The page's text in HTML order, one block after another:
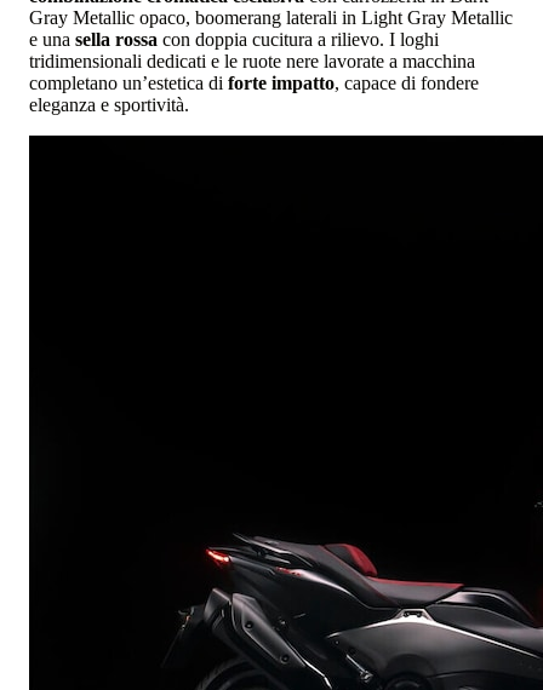
Gray Metallic opaco, boomerang laterali in Light Gray Metallic
e una sella rossa con doppia cucitura a rilievo. I loghi
tridimensionali dedicati e le ruote nere lavorate a macchina
completano un’estetica di forte impatto, capace di fondere
eleganza e sportività.